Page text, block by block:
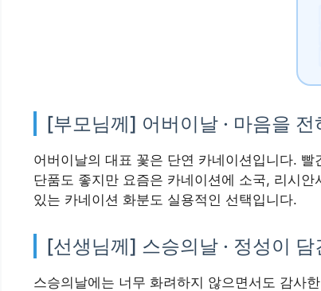
[부모님께] 어버이날 · 마음을
어버이날의 대표 꽃은 단연 카네이션입니다.
단품도 좋지만 요즘은 카네이션에 소국, 리시
있는 카네이션 화분도 실용적인 선택입니다.
[선생님께] 스승의날 · 정성이
스승의날에는 너무 화려하지 않으면서도 감사